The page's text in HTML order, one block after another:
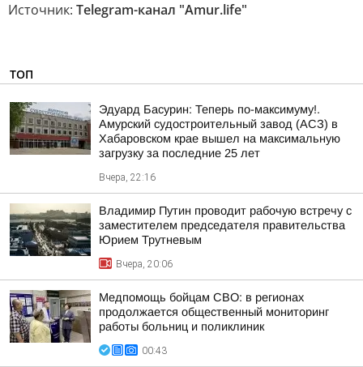
Источник: Telegram-канал "Аmur.life"
ТОП
Эдуард Басурин: Теперь по-максимуму!.
Амурский судостроительный завод (АСЗ) в
Хабаровском крае вышел на максимальную
загрузку за последние 25 лет
Вчера, 22:16
Владимир Путин проводит рабочую встречу с
заместителем председателя правительства
Юрием Трутневым
Вчера, 20:06
Медпомощь бойцам СВО: в регионах
продолжается общественный мониторинг
работы больниц и поликлиник
00:43